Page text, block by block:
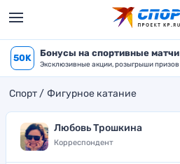
50K Бонусы на спортивные матчи
Эксклюзивные акции, розыгрыши призов
Спорт Фигурное катание
Любовь Трошкина
Корреспондент